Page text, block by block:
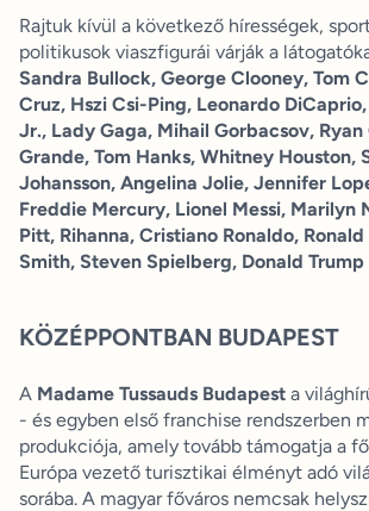
Rajtuk kívül a következő hírességek,
politikusok viaszfigurái várják a
Sandra Bullock, George Clooney, Tom
Cruz, Hszi Csi-Ping, Leonardo
Jr., Lady Gaga, Mihail Gorbacsov,
Grande, Tom Hanks, Whitney Houston,
Johansson, Angelina Jolie, Jennifer
Freddie Mercury, Lionel Messi, Marilyn
Pitt, Rihanna, Cristiano Ronaldo,
Smith, Steven Spielberg, Donald Trump
KÖZÉPPONTBAN BUDAPEST
A Madame Tussauds Budapest a
- és egyben első franchise rendszerben
produkciója, amely tovább támogatja a
Európa vezető turisztikai élményt adó
sorába. A magyar főváros nemcsak